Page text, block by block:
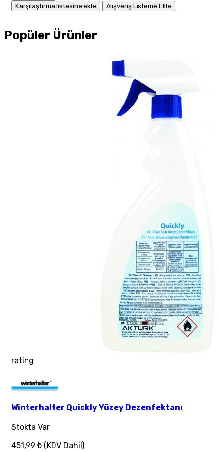
Karşılaştırma listesine ekle
Alışveriş Listeme Ekle
Popüler Ürünler
rating
Winterhalter Quickly Yüzey Dezenfektanı
Stokta Var
451,99 ₺ (KDV Dahil)